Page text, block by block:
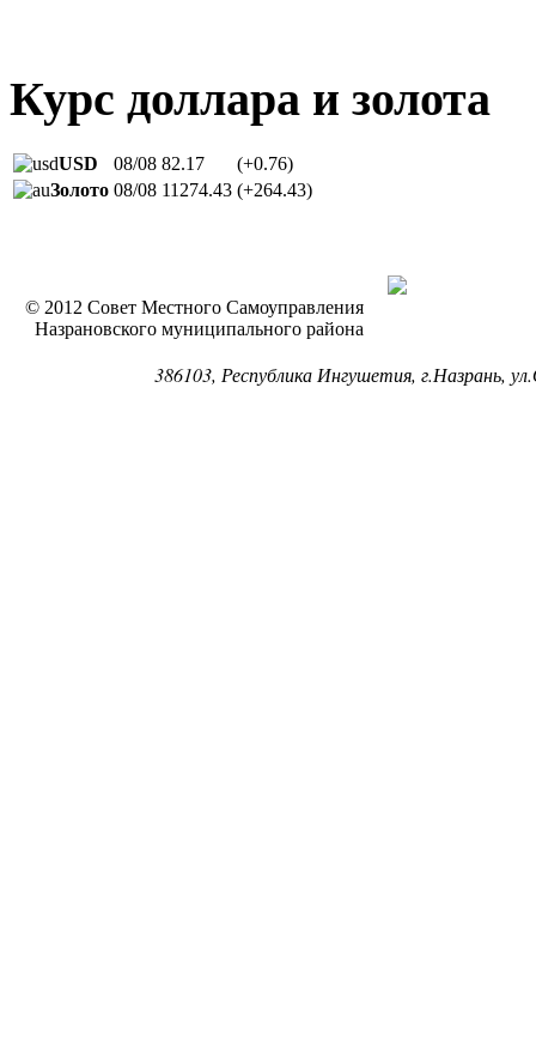
Курс доллара и золота
USD 08/08 82.17
(+0.76)
Золото 08/08 11274.43 (+264.43)
© 2012 Совет Местного Самоуправления
Назрановского муниципального района
386103, Республика Ингушетия, г.Назрань,